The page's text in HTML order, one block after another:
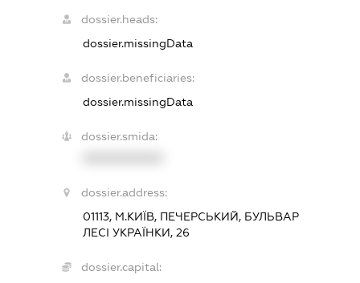
dossier.heads:
dossier.missingData
dossier.beneficiaries:
dossier.missingData
dossier.smida:
dossier.address:
01113, М.КИЇВ, ПЕЧЕРСЬКИЙ, БУЛЬВАР
ЛЕСІ УКРАЇНКИ, 26
dossier.capital: